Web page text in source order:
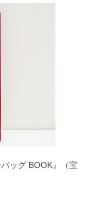
ッグ BOOK』（宝